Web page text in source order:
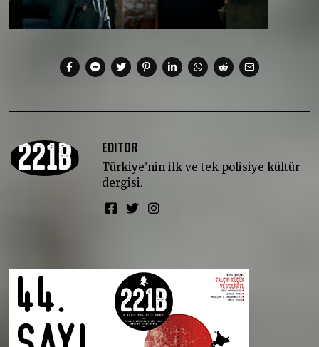
EDITOR
Türkiye'nin ilk ve tek polisiye kültür
dergisi.